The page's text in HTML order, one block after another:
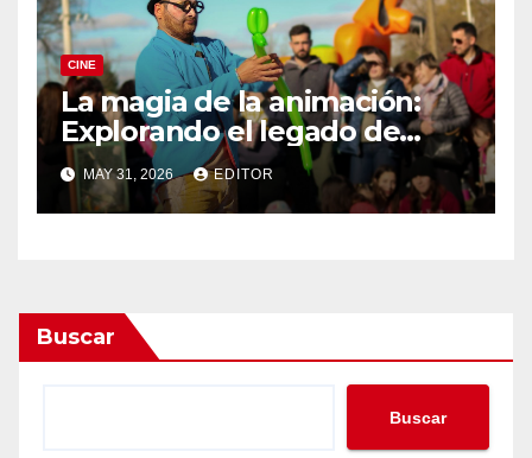
CINE
La magia de la animación:
Explorando el legado de
DreamWorks
MAY 31, 2026 EDITOR
Buscar
Buscar